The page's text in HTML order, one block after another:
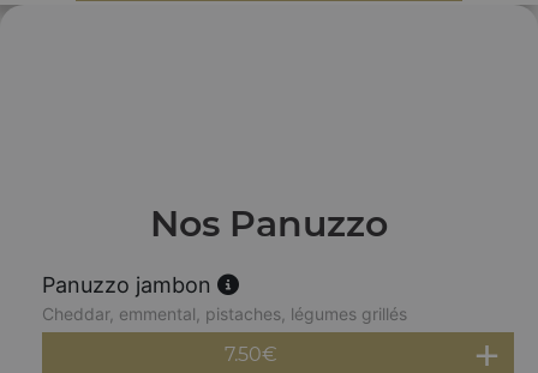
Nos Panuzzo
Panuzzo jambon
Cheddar, emmental, pistaches, légumes grillés
7.50€